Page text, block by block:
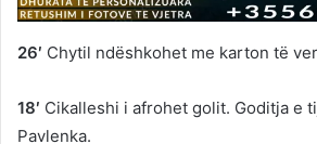
26′ Chytil ndëshkohet me karton të
18′ Cikalleshi i afrohet golit. Goditja e
Pavlenka.